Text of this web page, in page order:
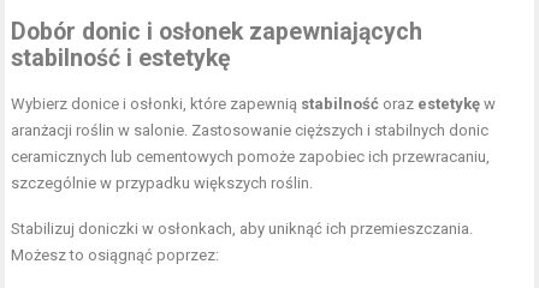
Dobór donic i osłonek zapewniających
stabilność i estetykę
Wybierz donice i osłonki, które zapewnią stabilność oraz estetykę w
aranżacji roślin w salonie. Zastosowanie cięższych i stabilnych donic
ceramicznych lub cementowych pomoże zapobiec ich przewracaniu,
szczególnie w przypadku większych roślin.
Stabilizuj doniczki w osłonkach, aby uniknąć ich przemieszczania.
Możesz to osiągnąć poprzez: